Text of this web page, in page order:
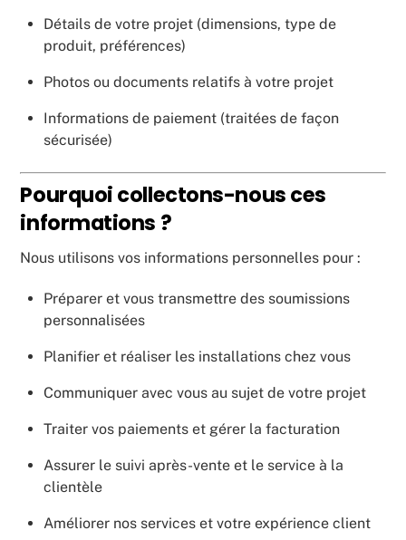
Détails de votre projet (dimensions, type de
produit, préférences)
Photos ou documents relatifs à votre projet
Informations de paiement (traitées de façon
sécurisée)
Pourquoi collectons-nous ces
informations ?
Nous utilisons vos informations personnelles pour :
Préparer et vous transmettre des soumissions
personnalisées
Planifier et réaliser les installations chez vous
Communiquer avec vous au sujet de votre projet
Traiter vos paiements et gérer la facturation
Assurer le suivi après-vente et le service à la
clientèle
Améliorer nos services et votre expérience client